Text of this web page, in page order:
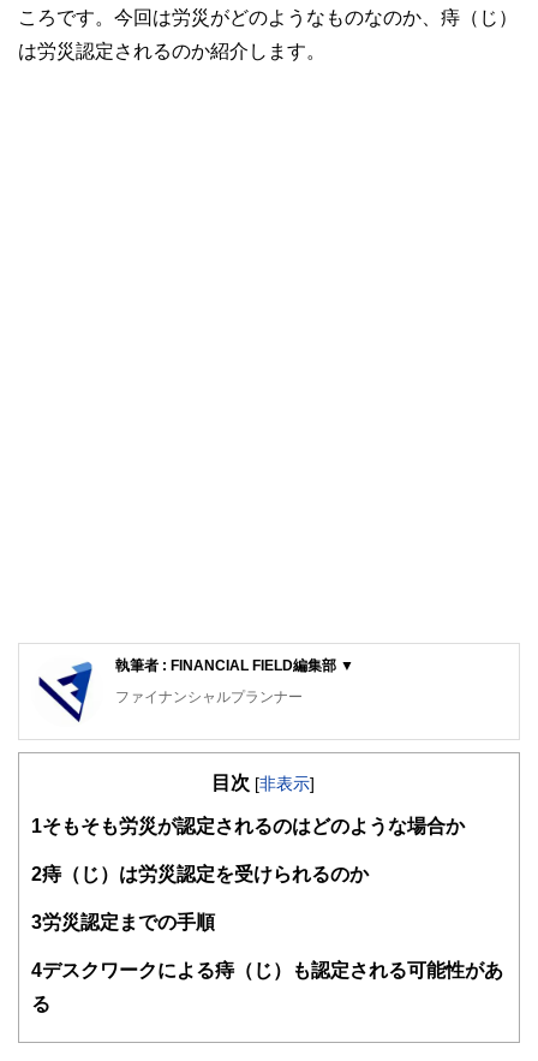
ころです。今回は労災がどのようなものなのか、痔（じ）
は労災認定されるのか紹介します。
執筆者 : FINANCIAL FIELD編集部 ▼
ファイナンシャルプランナー
FinancialField編集部は、金融、経済に関する記事を、日々
知識がない方でも理解できるようわかりやすく発信していま
得者を中心に「お金や暮らし」に関する書籍・雑誌の編集経
験者で構成され、企画立案から記事掲載まですべての工程に
護士、税理士、宅地建物取引士、相続診断士、住宅ローンア
目次 [非表示]
1 そもそも労災が認定されるのはどのような場合か
2痔（じ）は労災認定を受けられるのか
3労災認定までの手順
4デスクワークによる痔（じ）も認定される可能性があ
る